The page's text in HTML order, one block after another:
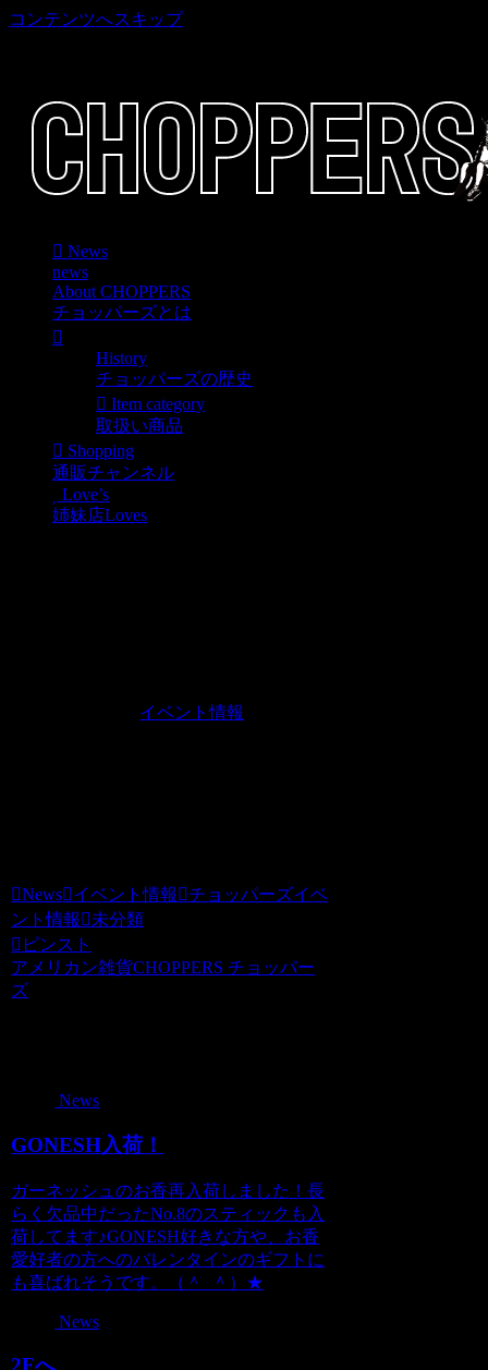
コンテンツへスキップ
News
news
About CHOPPERS
チョッパーズとは
History
チョッパーズの歴史
Item category
取扱い商品
Shopping
通販チャンネル
Love’s
姉妹店Loves
イベント情報
News イベント情報
チョッパーズイベ
ント情報
未分類
ピンスト
アメリカン雑貨CHOPPERS チョッパー
ズ
News
GONESH入荷！
ガーネッシュのお香再入荷しました！長
らく欠品中だったNo.8のスティックも入
荷してます♪GONESH好きな方や、お香
愛好者の方へのバレンタインのギフトに
も喜ばれそうです。（＾_＾）★
News
2Fへ